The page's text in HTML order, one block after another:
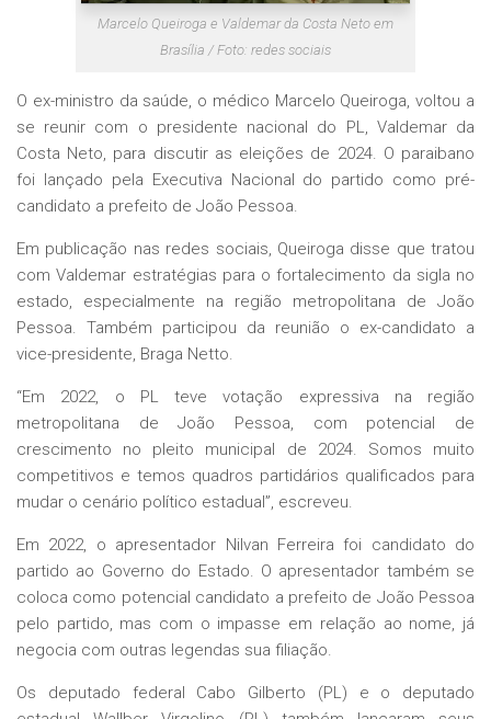
Marcelo Queiroga e Valdemar da Costa Neto em
Brasília / Foto: redes sociais
O ex-ministro da saúde, o médico Marcelo Queiroga, voltou a
se reunir com o presidente nacional do PL, Valdemar da
Costa Neto, para discutir as eleições de 2024. O paraibano
foi lançado pela Executiva Nacional do partido como pré-
candidato a prefeito de João Pessoa.
Em publicação nas redes sociais, Queiroga disse que tratou
com Valdemar estratégias para o fortalecimento da sigla no
estado, especialmente na região metropolitana de João
Pessoa. Também participou da reunião o ex-candidato a
vice-presidente, Braga Netto.
“Em 2022, o PL teve votação expressiva na região
metropolitana de João Pessoa, com potencial de
crescimento no pleito municipal de 2024. Somos muito
competitivos e temos quadros partidários qualificados para
mudar o cenário político estadual”, escreveu.
Em 2022, o apresentador Nilvan Ferreira foi candidato do
partido ao Governo do Estado. O apresentador também se
coloca como potencial candidato a prefeito de João Pessoa
pelo partido, mas com o impasse em relação ao nome, já
negocia com outras legendas sua filiação.
Os deputado federal Cabo Gilberto (PL) e o deputado